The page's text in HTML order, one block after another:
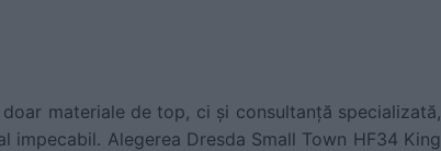
materiale de top, ci și consultanță specializată,
Alegerea Dresda Small Town HF34 King